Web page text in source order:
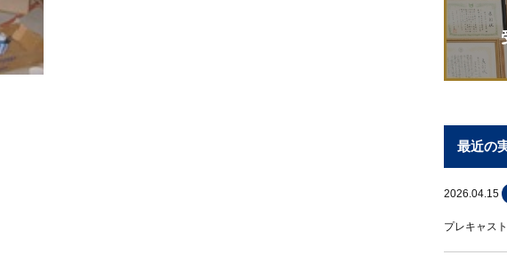
最近の
2026.04.15
プレキャス